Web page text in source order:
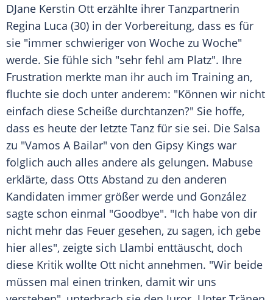
DJane Kerstin Ott erzählte ihrer Tanzpartnerin
Regina Luca (30) in der Vorbereitung, dass es für
sie "immer schwieriger von Woche zu Woche"
werde. Sie fühle sich "sehr fehl am Platz". Ihre
Frustration merkte man ihr auch im Training an,
fluchte sie doch unter anderem: "Können wir nicht
einfach diese Scheiße durchtanzen?" Sie hoffe,
dass es heute der letzte Tanz für sie sei. Die Salsa
zu "Vamos A Bailar" von den Gipsy Kings war
folglich auch alles andere als gelungen. Mabuse
erklärte, dass Otts Abstand zu den anderen
Kandidaten immer größer werde und González
sagte schon einmal "Goodbye". "Ich habe von dir
nicht mehr das Feuer gesehen, zu sagen, ich gebe
hier alles", zeigte sich Llambi enttäuscht, doch
diese Kritik wollte Ott nicht annehmen. "Wir beide
müssen mal einen trinken, damit wir uns